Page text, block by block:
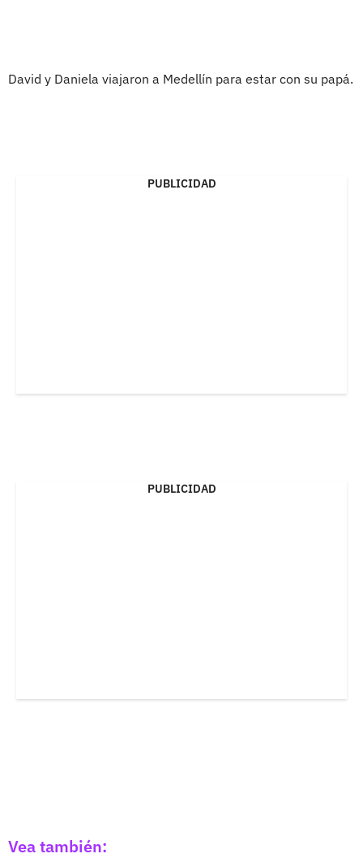
David y Daniela viajaron a Medellín para estar con su papá.
PUBLICIDAD
PUBLICIDAD
Vea también: